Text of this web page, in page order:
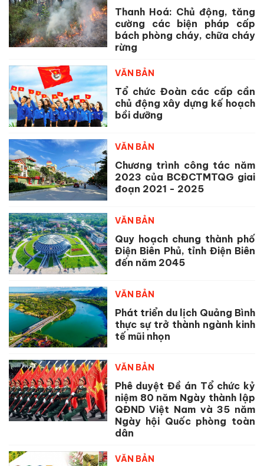
Thanh Hoá: Chủ động, tăng
cường các biện pháp cấp
bách phòng cháy, chữa cháy
rừng
VĂN BẢN
Tổ chức Đoàn các cấp cần
chủ động xây dựng kế hoạch
bồi dưỡng
VĂN BẢN
Chương trình công tác năm
2023 của BCĐCTMTQG giai
đoạn 2021 - 2025
VĂN BẢN
Quy hoạch chung thành phố
Điện Biên Phủ, tỉnh Điện Biên
đến năm 2045
VĂN BẢN
Phát triển du lịch Quảng Bình
thực sự trở thành ngành kinh
tế mũi nhọn
VĂN BẢN
Phê duyệt Đề án Tổ chức kỷ
niệm 80 năm Ngày thành lập
QĐND Việt Nam và 35 năm
Ngày hội Quốc phòng toàn
dân
VĂN BẢN